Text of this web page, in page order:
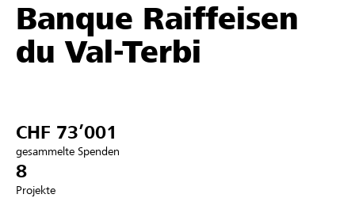
Unterstützen
Hilfe & Support
Banque Raiffeisen
du Val-Terbi
CHF 73’001
gesammelte Spenden
8
Projekte